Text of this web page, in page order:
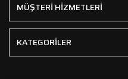
MÜŞTERİ HİZMETLERİ
KATEGORİLER